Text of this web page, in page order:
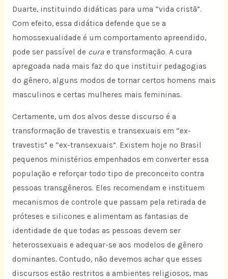
Duarte, instituindo didáticas para uma “vida cristã”.
Com efeito, essa didática defende que se a
homossexualidade é um comportamento apreendido,
pode ser passível de curae transformação. A cura
apregoada nada mais faz do que instituir pedagogias
do gênero, alguns modos de tornar certos homens mais
masculinos e certas mulheres mais femininas.
Certamente, um dos alvos desse discurso é a
transformação de travestis e transexuais em “ex-
travestis” e “ex-transexuais”. Existem hoje no Brasil
pequenos ministérios empenhados em converter essa
população e reforçar todo tipo de preconceito contra
pessoas transgêneros. Eles recomendam e instituem
mecanismos de controle que passam pela retirada de
próteses e silicones e alimentam as fantasias de
identidade de que todas as pessoas devem ser
heterossexuais e adequar-se aos modelos de gênero
dominantes. Contudo, não devemos achar que esses
discursos estão restritos a ambientes religiosos, mas